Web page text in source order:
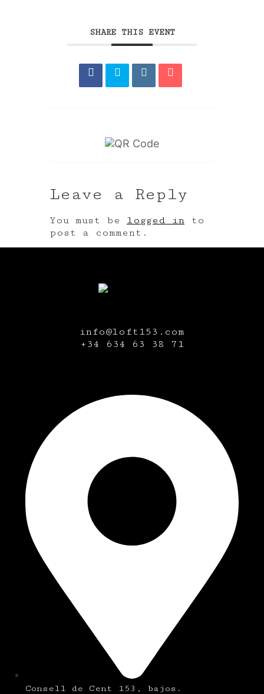
SHARE THIS EVENT
Leave a Reply
You must be logged in to
post a comment.
info@loft153.com
+34 634 63 38 71
Consell de Cent 153, bajos.